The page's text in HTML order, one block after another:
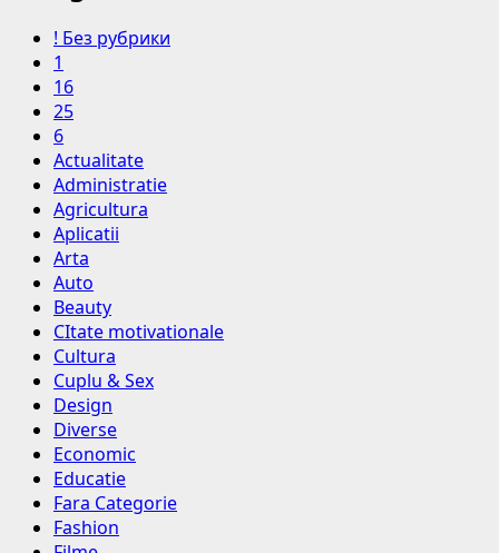
! Без рубрики
1
16
25
6
Actualitate
Administratie
Agricultura
Aplicatii
Arta
Auto
Beauty
CItate motivationale
Cultura
Cuplu & Sex
Design
Diverse
Economic
Educatie
Fara Categorie
Fashion